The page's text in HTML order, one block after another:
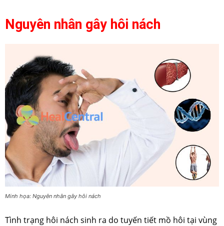
Nguyên nhân gây hôi nách
Minh họa: Nguyên nhân gây hôi nách
Tình trạng hôi nách sinh ra do tuyến tiết mồ hôi tại vùng